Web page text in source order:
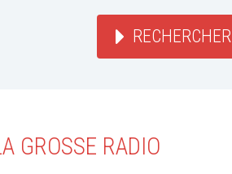
RECHERCHER
GROSSE RADIO